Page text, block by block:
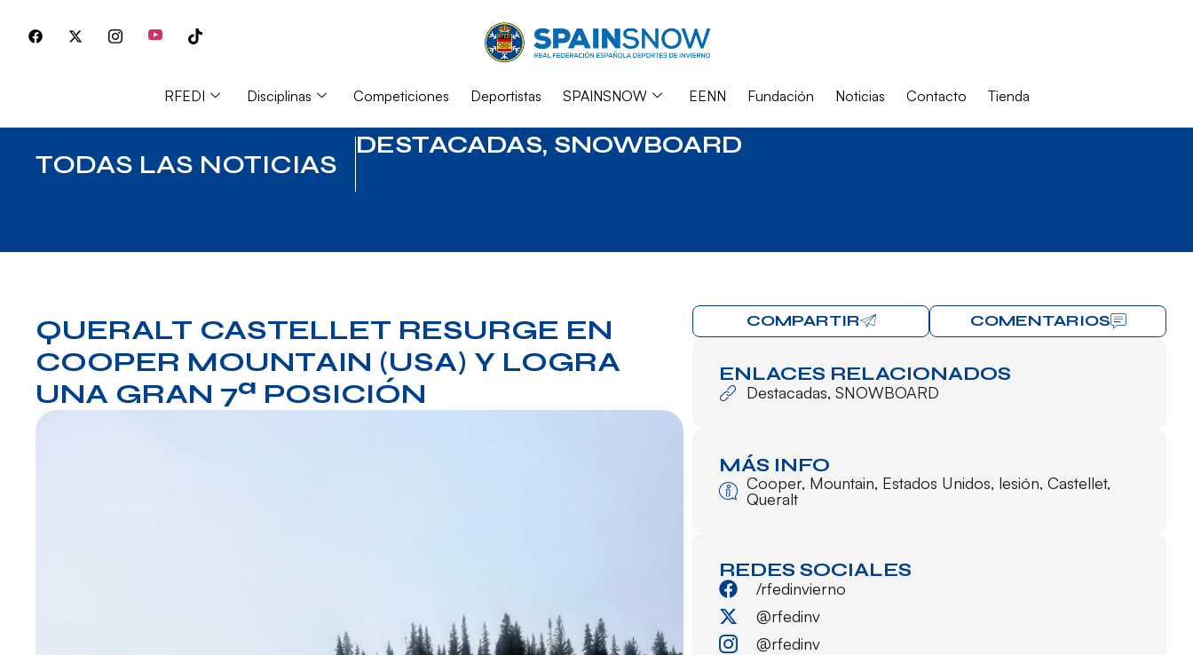
RFEDI Disciplinas Competiciones Deportistas SPAINSNOW EENN Fundación Noticias Contacto Tienda
TODAS LAS NOTICIAS
DESTACADAS, SNOWBOARD
QUERALT CASTELLET RESURGE EN
COOPER MOUNTAIN (USA) Y LOGRA
UNA GRAN 7ª POSICIÓN
COMPARTIR COMENTARIOS
ENLACES RELACIONADOS
Destacadas,SNOWBOARD
MÁS INFO
Cooper, Mountain, Estados Unidos, lesión,Castellet,
Queralt
REDES SOCIALES
/rfedinvierno
@rfedinv
@rfedinv